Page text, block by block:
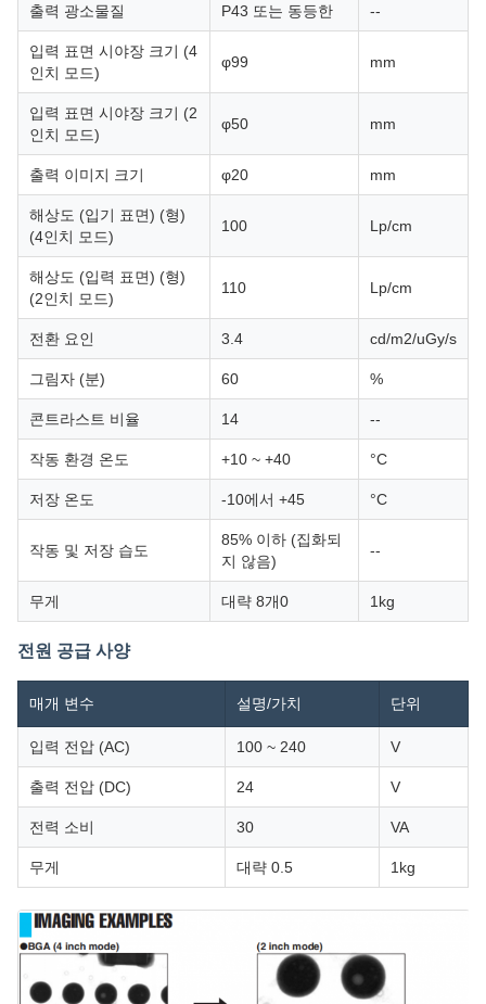
출력 광소물질 P43 또는 동등한 --
입력 표면 시야장 크기 (4
인치 모드)
φ99 mm
입력 표면 시야장 크기 (2
인치 모드)
φ50 mm
출력 이미지 크기 φ20 mm
해상도 (입기 표면) (형)
(4인치 모드)
100 Lp/cm
해상도 (입력 표면) (형)
(2인치 모드)
110 Lp/cm
전환 요인 3.4 cd/m2/uGy/s
그림자 (분) 60 %
콘트라스트 비율 14 --
작동 환경 온도 +10 ~ +40 °C
저장 온도 -10에서 +45 °C
작동 및 저장 습도
85% 이하 (집화되
지 않음)
--
무게 대략 8개0 1kg
전원 공급 사양
매개 변수 설명/가치 단위
입력 전압 (AC) 100 ~ 240 V
출력 전압 (DC) 24 V
전력 소비 30 VA
무게 대략 0.5 1kg